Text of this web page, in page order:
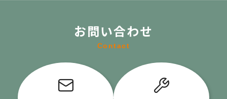
お問い合わせ
Contact